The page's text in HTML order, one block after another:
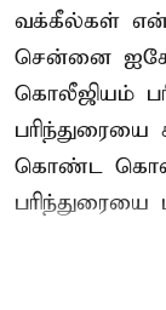
வக்கீல்கள்
சென்னை
கொலீஜியம்
பரிந்துரையை
கொண்ட